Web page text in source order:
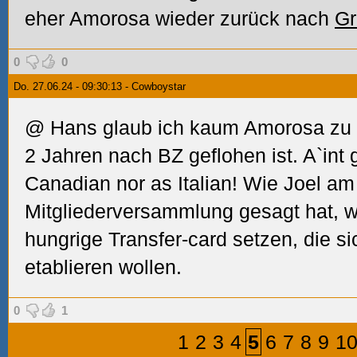
eher Amorosa wieder zurück nach
0 0
Do. 27.06.24 - 09:30:13 - Cowboystar
@ Hans glaub ich kaum Amorosa
2 Jahren nach BZ geflohen ist. A`int
Canadian nor as Italian! Wie Joel
Mitgliederversammlung gesagt hat,
hungrige Transfer-card setzen, die
etablieren wollen.
0 1
1 2 3 4 5 6 7 8 9 10